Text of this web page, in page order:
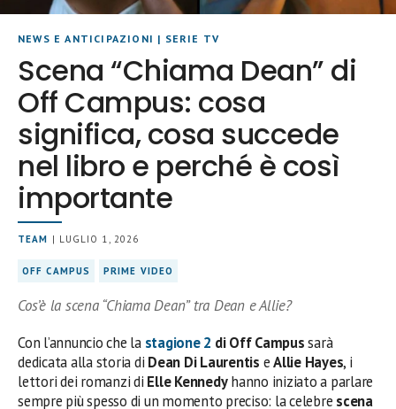
NEWS E ANTICIPAZIONI | SERIE TV
Scena “Chiama Dean” di
Off Campus: cosa
significa, cosa succede
nel libro e perché è così
importante
TEAM | LUGLIO 1, 2026
OFF CAMPUS PRIME VIDEO
Cos’è la scena “Chiama Dean” tra Dean e Allie?
Con l’annuncio che la stagione 2 di Off Campussarà
dedicata alla storia di Dean Di Laurentis eAllie Hayes, i
lettori dei romanzi di Elle Kennedyhanno iniziato a parlare
sempre più spesso di un momento preciso: la celebre scena